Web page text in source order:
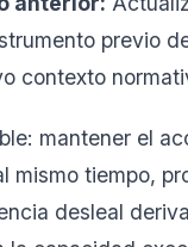
previo
contexto
mantener el
mismo tiempo,
desleal